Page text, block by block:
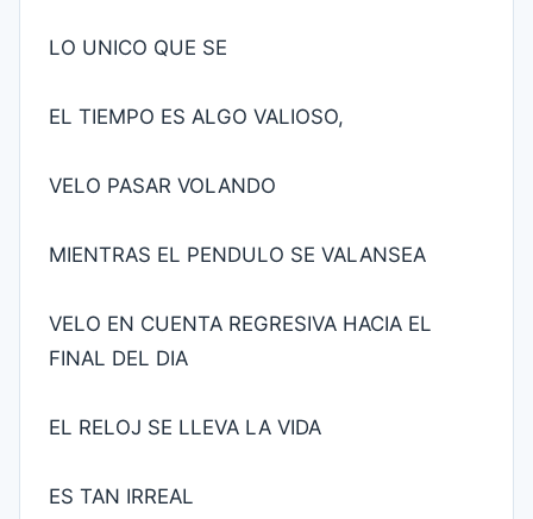
LO UNICO QUE SE
EL TIEMPO ES ALGO VALIOSO,
VELO PASAR VOLANDO
MIENTRAS EL PENDULO SE VALANSEA
VELO EN CUENTA REGRESIVA HACIA EL
FINAL DEL DIA
EL RELOJ SE LLEVA LA VIDA
ES TAN IRREAL